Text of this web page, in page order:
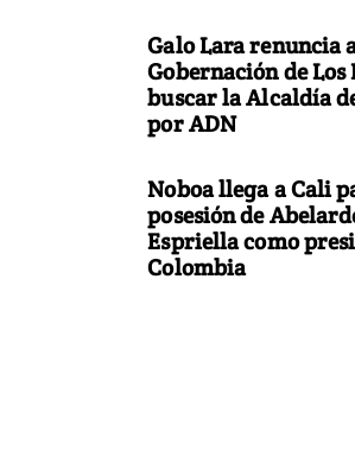
Galo Lara renuncia
Gobernación de Los
buscar la Alcaldía
por ADN
Noboa llega a Cali
posesión de
Espriella como
Colombia